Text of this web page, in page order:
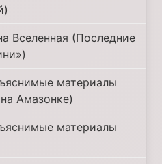
Вселенная (Последние
материалы
Амазонке)
материалы